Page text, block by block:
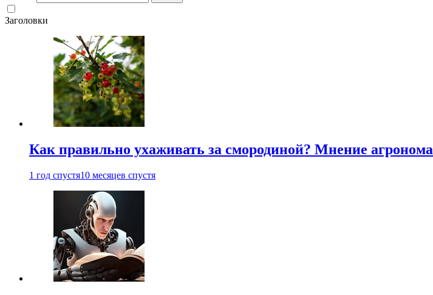
Заголовки
Как правильно ухаживать за смородиной? Мнение агронома
1 год спустя10 месяцев спустя